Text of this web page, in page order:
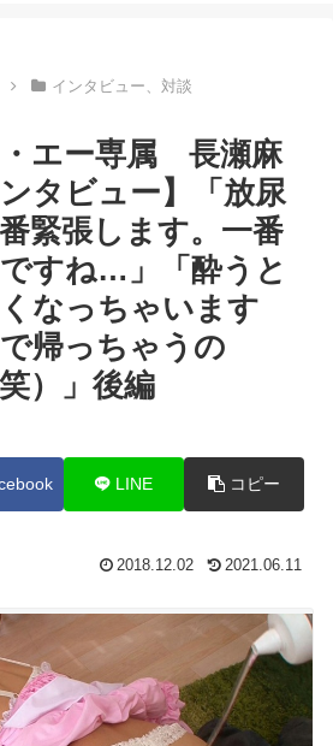
インタビュー、対談
・エー専属 長瀬麻
タビュー】「放尿
緊張します。一番
すね…」「酔うと
なっちゃいます
で帰っちゃうの
）」後編
LINE コピー
2018.12.02 2021.06.11